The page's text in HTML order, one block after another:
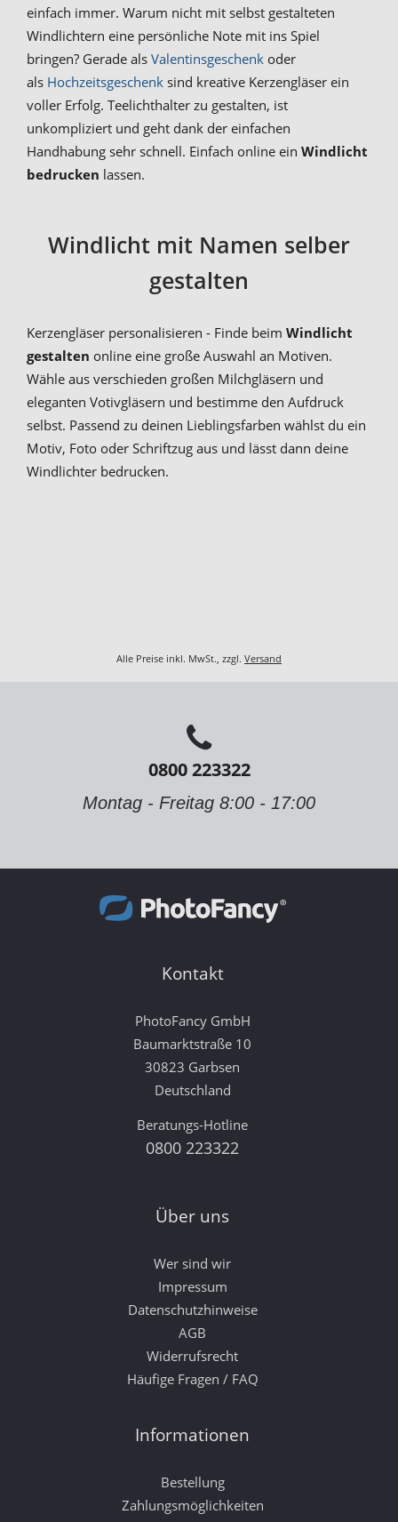
einfach immer. Warum nicht mit selbst gestalteten
Windlichtern eine persönliche Note mit ins Spiel
bringen? Gerade als Valentinsgeschenk oder
als Hochzeitsgeschenk sind kreative Kerzengläser ein
voller Erfolg. Teelichthalter zu gestalten, ist
unkompliziert und geht dank der einfachen
Handhabung sehr schnell. Einfach online ein Windlicht
bedrucken lassen.
Windlicht mit Namen selber
gestalten
Kerzengläser personalisieren - Finde beim Windlicht
gestalten online eine große Auswahl an Motiven.
Wähle aus verschieden großen Milchgläsern und
eleganten Votivgläsern und bestimme den Aufdruck
selbst. Passend zu deinen Lieblingsfarben wählst du ein
Motiv, Foto oder Schriftzug aus und lässt dann deine
Windlichter bedrucken.
Alle Preise inkl. MwSt., zzgl. Versand
0800 223322
Montag - Freitag 8:00 - 17:00
Kontakt
PhotoFancy GmbH
Baumarktstraße 10
30823 Garbsen
Deutschland
Beratungs-Hotline
0800 223322
Über uns
Wer sind wir
Impressum
Datenschutzhinweise
AGB
Widerrufsrecht
Häufige Fragen / FAQ
Informationen
Bestellung
Zahlungsmöglichkeiten